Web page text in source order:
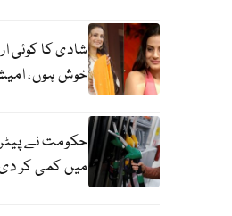
شادی کا کوئی
خوش ہوں،
حکومت نے
میں کمی کر